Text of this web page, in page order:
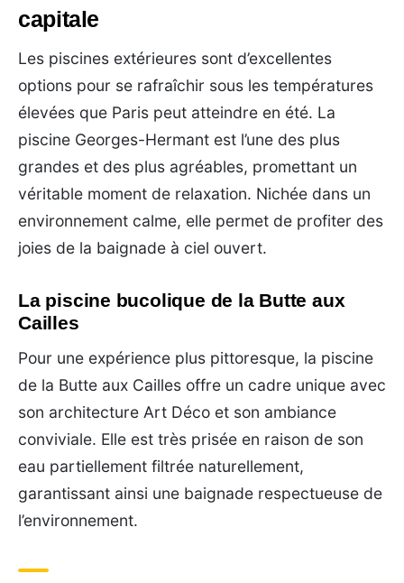
capitale
Les piscines extérieures sont d’excellentes
options pour se rafraîchir sous les températures
élevées que Paris peut atteindre en été. La
piscine Georges-Hermant est l’une des plus
grandes et des plus agréables, promettant un
véritable moment de relaxation. Nichée dans un
environnement calme, elle permet de profiter des
joies de la baignade à ciel ouvert.
La piscine bucolique de la Butte aux
Cailles
Pour une expérience plus pittoresque, la piscine
de la Butte aux Cailles offre un cadre unique avec
son architecture Art Déco et son ambiance
conviviale. Elle est très prisée en raison de son
eau partiellement filtrée naturellement,
garantissant ainsi une baignade respectueuse de
l’environnement.